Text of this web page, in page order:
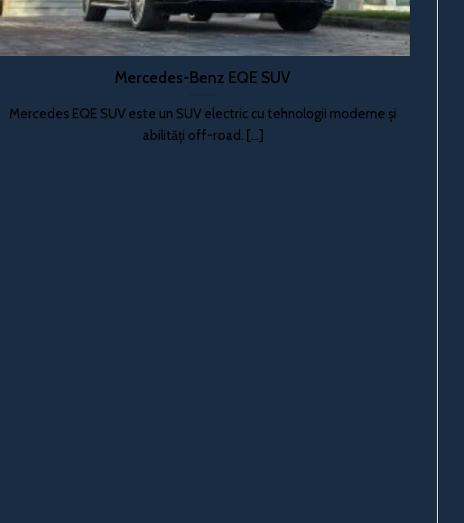
Mercedes-Benz EQE SUV
Mercedes EQE SUV este un SUV electric cu tehnologii moderne și
abilități off-road. [...]